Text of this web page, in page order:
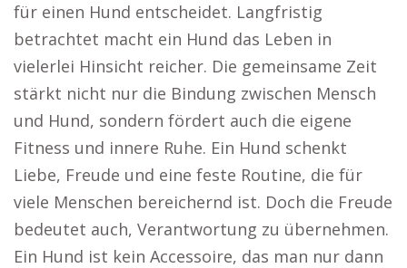
für einen Hund entscheidet. Langfristig
betrachtet macht ein Hund das Leben in
vielerlei Hinsicht reicher. Die gemeinsame Zeit
stärkt nicht nur die Bindung zwischen Mensch
und Hund, sondern fördert auch die eigene
Fitness und innere Ruhe. Ein Hund schenkt
Liebe, Freude und eine feste Routine, die für
viele Menschen bereichernd ist. Doch die Freude
bedeutet auch, Verantwortung zu übernehmen.
Ein Hund ist kein Accessoire, das man nur dann